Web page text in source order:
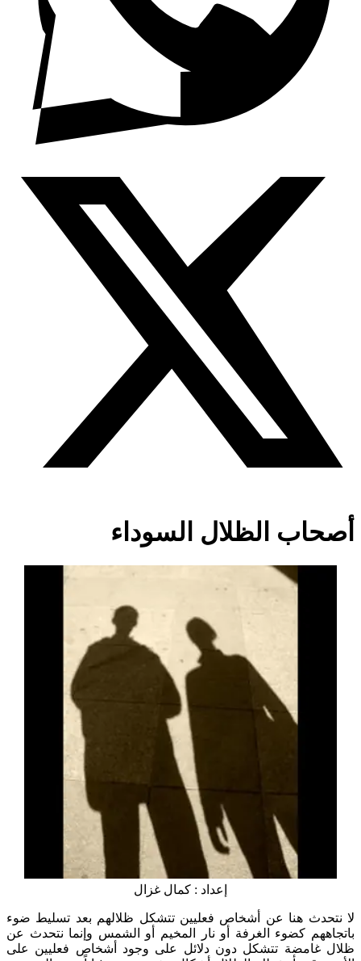
أصحاب الظلال السوداء
إعداد : كمال غزال
لا نتحدث هنا عن أشخاص فعليين تتشكل ظلالهم بعد تسليط ضوء
باتجاههم كضوء الغرفة أو نار المخيم أو الشمس وإنما نتحدث عن
ظلال غامضة تتشكل دون دلائل على وجود أشخاص فعليين على